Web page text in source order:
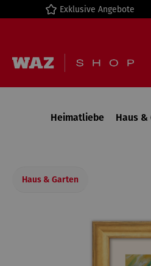
Zur Hauptnavigation
Exklusive Angebote
Heimatliebe Haus &
Haus & Garten
Bildergalerie überspringen